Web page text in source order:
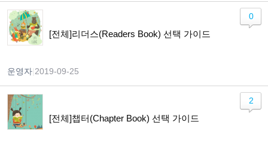
[전체]리더스(Readers Book) 선택 가이드
운영자 2019-09-25
0
[전체]챕터(Chapter Book) 선택 가이드
2